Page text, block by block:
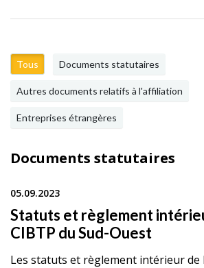
Tous Documents statutaires
Autres documents relatifs à l'affiliation
Entreprises étrangères
Documents statutaires
05.09.2023
Statuts et règlement
CIBTP du Sud-Ouest
Les statuts et règlement intérieur de